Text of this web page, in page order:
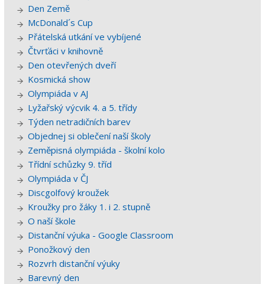
Den Země
McDonald´s Cup
Přátelská utkání ve vybíjené
Čtvrťáci v knihovně
Den otevřených dveří
Kosmická show
Olympiáda v AJ
Lyžařský výcvik 4. a 5. třídy
Týden netradičních barev
Objednej si oblečení naší školy
Zeměpisná olympiáda - školní kolo
Třídní schůzky 9. tříd
Olympiáda v ČJ
Discgolfový kroužek
Kroužky pro žáky 1. i 2. stupně
O naší škole
Distanční výuka - Google Classroom
Ponožkový den
Rozvrh distanční výuky
Barevný den